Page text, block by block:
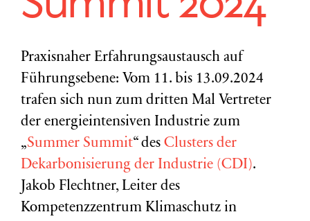
Praxisnaher Erfahrungsaustausch auf
Führungsebene: Vom 11. bis 13.09.2024
trafen sich nun zum dritten Mal Vertreter
der energieintensiven Industrie zum
„Summer Summit“ des Clusters der
Dekarbonisierung der Industrie (CDI).
Jakob Flechtner, Leiter des
Kompetenzzentrum Klimaschutz in